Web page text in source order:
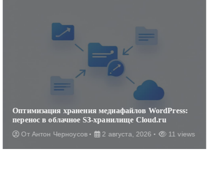
11 views
Настройка ProxySQL для
в кластере MySQL
ОтАнтон Черноусов 2 августа, 2026